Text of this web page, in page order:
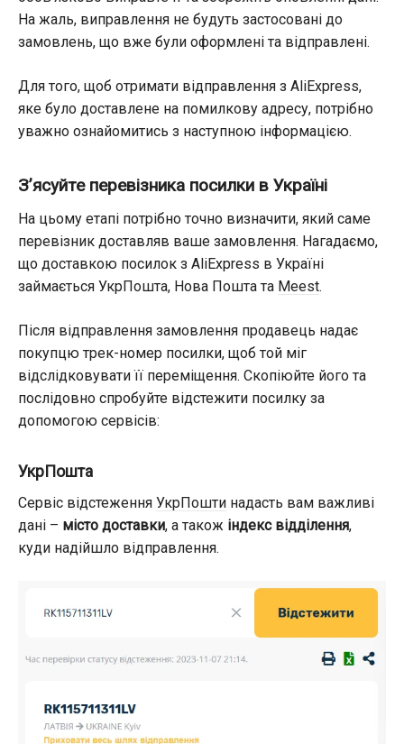
На жаль, виправлення не будуть застосовані до
замовлень, що вже були оформлені та відправлені.
Для того, щоб отримати відправлення з AliExpress,
яке було доставлене на помилкову адресу, потрібно
уважно ознайомитись з наступною інформацією.
З’ясуйте перевізника посилки в Україні
На цьому етапі потрібно точно визначити, який саме
перевізник доставляв ваше замовлення. Нагадаємо,
що доставкою посилок з AliExpress в Україні
займається УкрПошта, Нова Пошта та Meest.
Після відправлення замовлення продавець надає
покупцю трек-номер посилки, щоб той міг
відслідковувати її переміщення. Скопіюйте його та
послідовно спробуйте відстежити посилку за
допомогою сервісів:
УкрПошта
Сервіс відстеження УкрПошти надасть вам важливі
дані – місто доставки, а також індекс відділення,
куди надійшло відправлення.